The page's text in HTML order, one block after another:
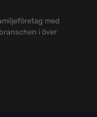
med
i över